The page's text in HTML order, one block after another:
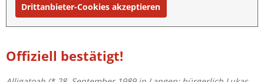
Drittanbieter-Cookies akzeptieren
Offiziell bestätigt!